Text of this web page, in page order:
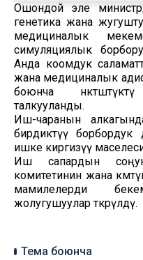
Ошондой эле
генетика жана
медициналык
симуляциялык
Анда коомдук
жана медициналык
боюнча
талкууланды.
Иш-чаранын
бирдиктүү
ишке киргизүү маселеси
Иш сапардын
комитетинин жана
мамилелерди
жолугушуулар өткөрүлдү.
Тема боюнча